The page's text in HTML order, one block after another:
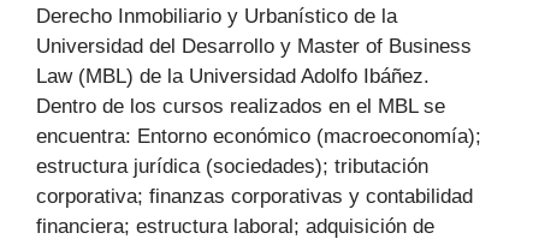
Derecho Inmobiliario y Urbanístico de la
Universidad del Desarrollo y Master of Business
Law (MBL) de la Universidad Adolfo Ibáñez.
Dentro de los cursos realizados en el MBL se
encuentra: Entorno económico (macroeconomía);
estructura jurídica (sociedades); tributación
corporativa; finanzas corporativas y contabilidad
financiera; estructura laboral; adquisición de